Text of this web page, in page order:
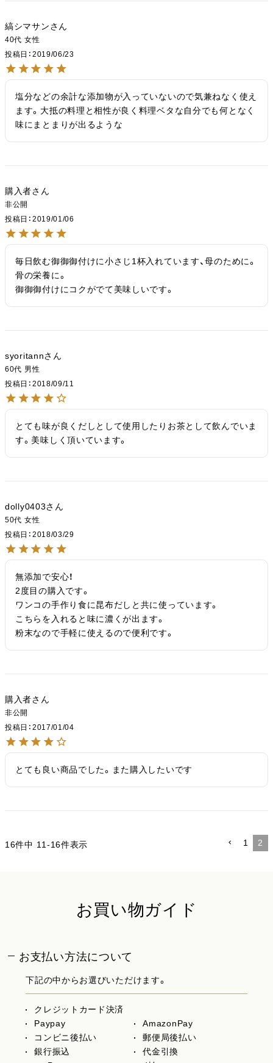
縞シマサン
40代 女性
投稿日
2019/06/23
塩分などの余計な添加物が入っていないので気兼ねなく使え
ます。大抵の料理と相性が良く料理ベタな自分でも何となく
味にまとまりが出るような
購入者
非公開
投稿日
2019/01/06
毎日飲む御御御付けに小さじ1杯入れています、母のために。
骨の栄養に。
御御御付けにコクがでて美味しいです。
syoritann
60代 男性
投稿日
2018/09/11
とても味が良くだしとして使用したりお茶として飲んでいま
す。美味しく頂いています。
dolly0403
50代 女性
投稿日
2018/03/29
無添加で安心！
2度目の購入です。
ワンコの手作り食に昆布だしと共に使っています。
こちらを入れると味に濃くが出ます。
粉末なので手軽に使えるので便利です。
購入者
非公開
投稿日
2017/01/04
とても良い商品でした。また購入したいです
16件中 11 -16件表示 1 2
お買い物ガイド
お支払い方法について
下記の中からお選びいただけます。
クレジットカード決済
Paypay
AmazonPay
コンビニ後払い
郵便局後払い
銀行振込
代金引換